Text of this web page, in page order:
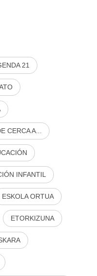
21
CERCA A...
INFANTIL
ESKOLA ORTUA
ETORKIZUNA